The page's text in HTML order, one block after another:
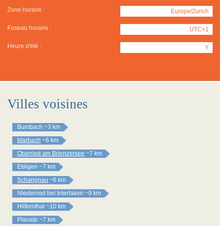
Zone horaire : Europe/Zurich
Fuseau horaire : UTC+1
Heure d'été : Y
Villes voisines
Bumbach ~3 km
Marbach ~6 km
Oberried am Brienzersee ~7 km
Ebligen ~7 km
Schangnau ~6 km
Niederried bei Interlaken ~9 km
Hilfernthal ~10 km
Planalp ~7 km